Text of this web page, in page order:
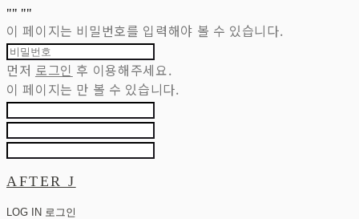
"" ""
이 페이지는 비밀번호를 입력해야 볼 수 있습니다.
먼저 로그인 후 이용해주세요.
이 페이지는 만 볼 수 있습니다.
AFTER J
LOG IN 로그인